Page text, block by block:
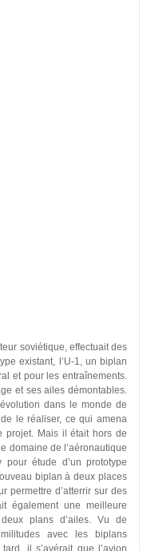
soviétique, effectuait des
existant, l’U-1, un biplan
et pour les entraînements.
et ses ailes démontables.
dans le monde de
le réaliser, ce qui amena
projet. Mais il était hors de
domaine de l’aéronautique
pour étude d’un prototype
biplan à deux places
permettre d’atterrir sur des
également une meilleure
plans d’ailes. Vu de
avec les biplans
il s’avérait que l’avion